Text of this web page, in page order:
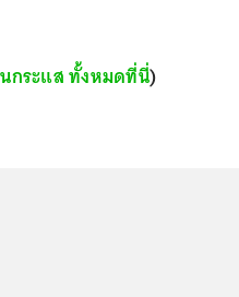
กระแส ทั้งหมดที่นี่)